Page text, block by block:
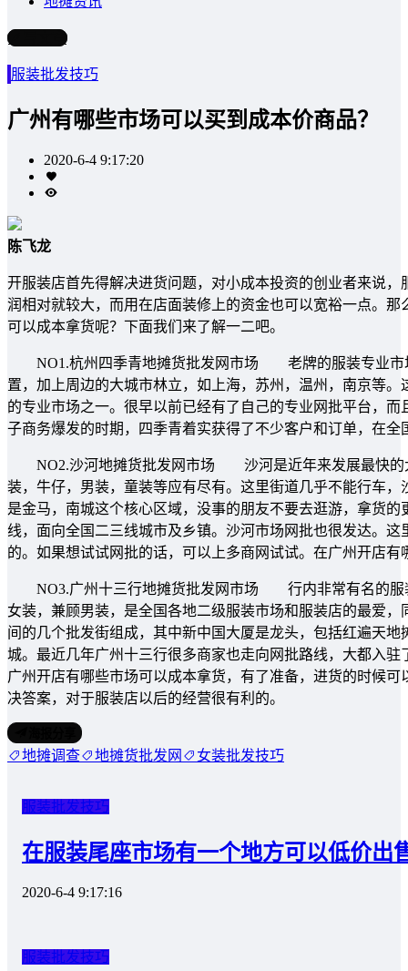
写文章
服装批发技巧
广州有哪些市场可以买到成本价商品？
2020-6-4 9:17:20
陈飞龙
开服装店首先得解决进货问题，对小成本投资的创业者来说
润相对就较大，而用在店面装修上的资金也可以宽裕一点。
可以成本拿货呢？下面我们来了解一二吧。
NO1.杭州四季青地摊货批发网市场 老牌的服装专业市场
置，加上周边的大城市林立，如上海，苏州，温州，南京等
的专业市场之一。很早以前已经有了自己的专业网批平台，
子商务爆发的时期，四季青着实获得了不少客户和订单，在
NO2.沙河地摊货批发网市场 沙河是近年来发展最快的大
装，牛仔，男装，童装等应有尽有。这里街道几乎不能行车
是金马，南城这个核心区域，没事的朋友不要去逛游，拿货
线，面向全国二三线城市及乡镇。沙河市场网批也很发达。
的。如果想试试网批的话，可以上多商网试试。在广州开店有
NO3.广州十三行地摊货批发网市场 行内非常有名的服装
女装，兼顾男装，是全国各地二级服装市场和服装店的最爱
间的几个批发街组成，其中新中国大厦是龙头，包括红遍天
城。最近几年广州十三行很多商家也走向网批路线，大都入
广州开店有哪些市场可以成本拿货，有了准备，进货的时候
决答案，对于服装店以后的经营很有利的。
地摊调查 地摊货批发网 女装批发技巧
服装批发技巧
在服装尾座市场有一个地方可以低价出
2020-6-4 9:17:16
服装批发技巧